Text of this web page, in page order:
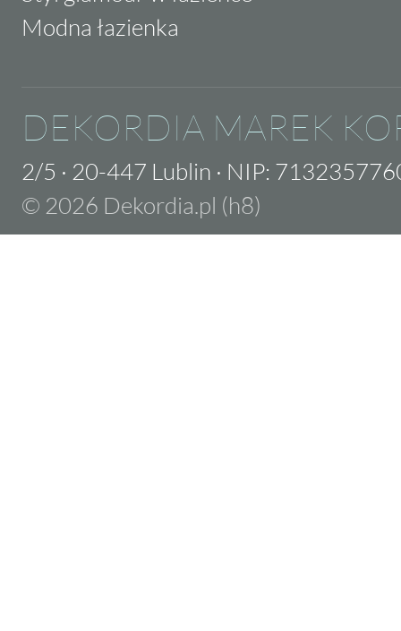
Modna łazienka
DEKORDIA MAREK
2/5 · 20-447 Lublin · NIP:
© 2026 Dekordia.pl (h8)